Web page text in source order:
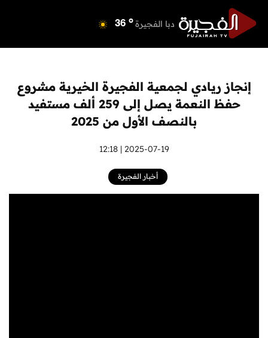
دبا الفجيرة 36 o
أم القيوين 39 o
راس الخيمةo
35 o
إنجاز ريادي لجمعية الفجيرة الخيرية مشروع
حفظ النعمة يصل إلى 259 ألف مستفيد
بالنصف الأول من 2025
2025-07-19 | 12:18
أخبار الفجيرة